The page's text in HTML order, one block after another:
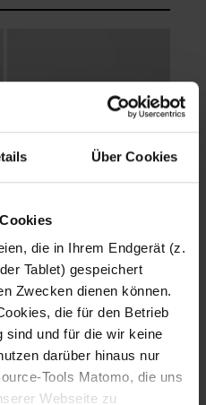
Über Cookies
die in Ihrem Endgerät (z.
Tablet) gespeichert
Zwecken dienen können.
die für den Betrieb
sind und für die wir keine
darüber hinaus nur
Tools Matomo, die uns
Webseite zu
Fotografo: Lorenz
Sternbach
Download